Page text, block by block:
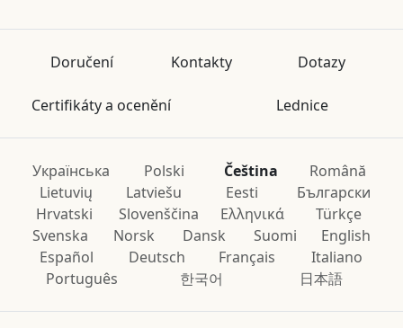
Doručení Kontakty Dotazy
Certifikáty a ocenění Lednice
Українська Polski Čeština
Română
Lietuvių
Latviešu Eesti
Български
Hrvatski
Slovenščina Ελληνικά
Türkçe
Svenska
Norsk Dansk Suomi
English
Español
Deutsch Français
Italiano
Português
한국어 日本語